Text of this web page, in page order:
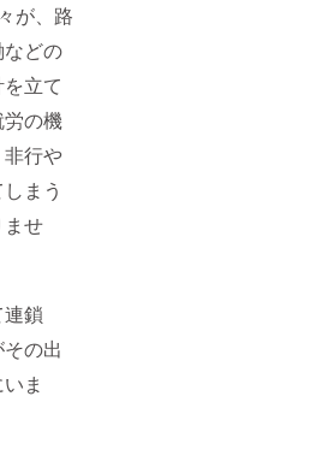
が、路
どの
立て
の機
行や
まう
せ
鎖
の出
ま